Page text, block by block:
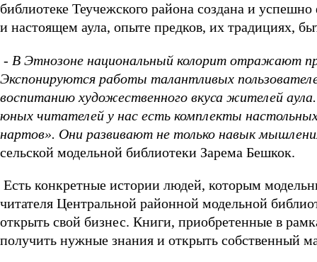
библиотеке Теучежского района создана и
и настоящем аула, опыте предков, их традициях,
- В Этнозоне национальный колорит отражают
Экспонируются работы талантливых
воспитанию художественного вкуса жителей
юных читателей у нас есть комплекты
нартов». Они развивают не только навык
сельской модельной библиотеки Зарема Бешкок.
Есть конкретные истории людей, которым
читателя Центральной районной модельной
открыть свой бизнес. Книги, приобретенные в
получить нужные знания и открыть собственный